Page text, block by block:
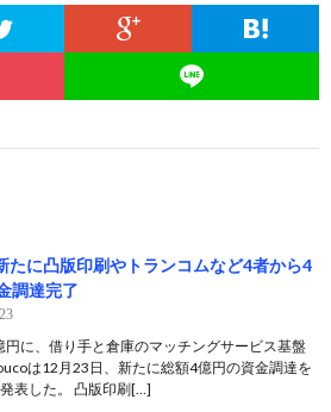
たに凸版印刷やトランコムなど4者から4
調達完了
円に、借り手と倉庫のマッチングサービス基盤
は12月23日、新たに総額4億円の資金調達を
表した。 凸版印刷[…]